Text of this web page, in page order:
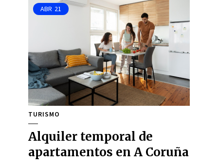
ABR 21
TURISMO
Alquiler temporal de
apartamentos en A Coruña